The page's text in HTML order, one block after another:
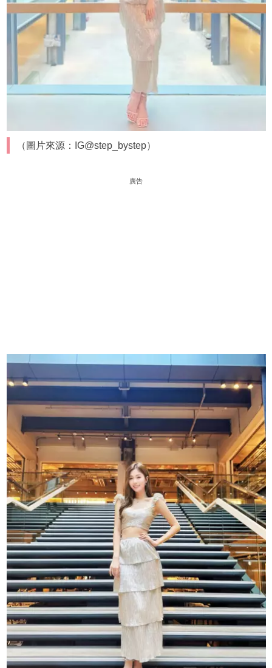
（圖片來源：IG@step_bystep）
廣告